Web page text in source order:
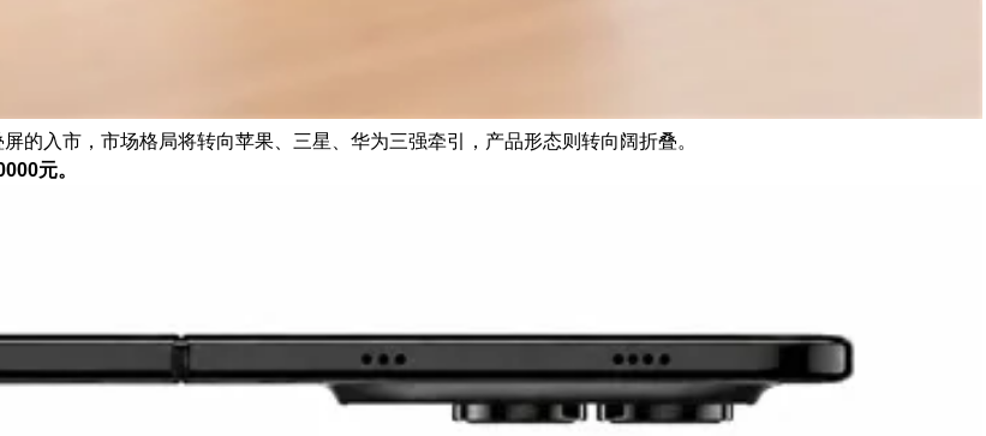
的入市，市场格局将转向苹果、三星、华为三强牵引，产品形态则转向阔折叠。
元。